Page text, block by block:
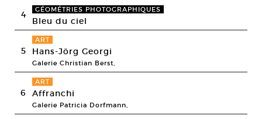
4 GÉOMÉTRIES PHOTOGRAPHIQUES
Bleu du ciel
5
ART
Hans-Jörg Georgi
Galerie Christian Berst,
6
ART
Affranchi
Galerie Patricia Dorfmann,